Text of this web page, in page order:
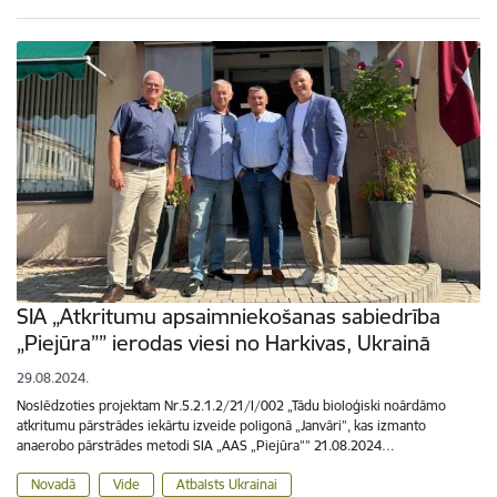
SIA „Atkritumu apsaimniekošanas sabiedrība
„Piejūra”” ierodas viesi no Harkivas, Ukrainā
29.08.2024.
Noslēdzoties projektam Nr.5.2.1.2/21/I/002 „Tādu bioloģiski noārdāmo
atkritumu pārstrādes iekārtu izveide poligonā „Janvāri”, kas izmanto
anaerobo pārstrādes metodi SIA „AAS „Piejūra”” 21.08.2024…
Novadā Vide Atbalsts Ukrainai